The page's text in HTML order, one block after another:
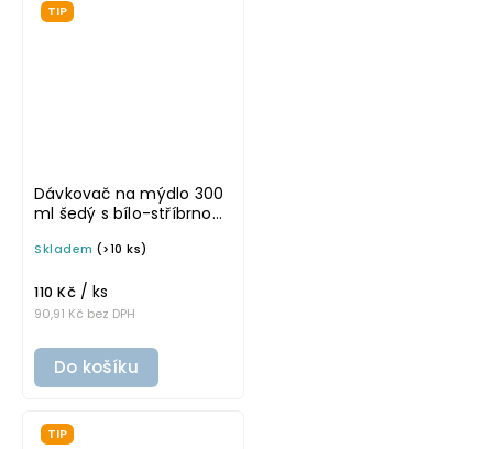
TIP
Dávkovač na mýdlo 300
ml šedý s bílo-stříbrnou
Skladem (>10 ks)
90,91 Kč bez DPH
110 Kč / ks
Do košíku
TIP